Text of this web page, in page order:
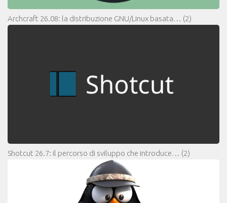
Archcraft 26.08: la distribuzione GNU/Linux basata… (2)
Shotcut 26.7: il percorso di sviluppo che introduce… (2)